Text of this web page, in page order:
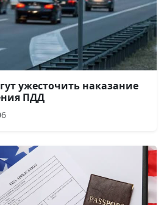
ужесточить наказание
ПДД